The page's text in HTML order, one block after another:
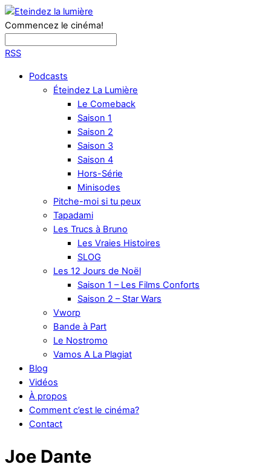
Commencez le cinéma!
RSS
Podcasts
Éteindez La Lumière
Le Comeback
Saison 1
Saison 2
Saison 3
Saison 4
Hors-Série
Minisodes
Pitche-moi si tu peux
Tapadami
Les Trucs à Bruno
Les Vraies Histoires
SLOG
Les 12 Jours de Noël
Saison 1 – Les Films Conforts
Saison 2 – Star Wars
Vworp
Bande à Part
Le Nostromo
Vamos A La Plagiat
Blog
Vidéos
À propos
Comment c’est le cinéma?
Contact
Joe Dante